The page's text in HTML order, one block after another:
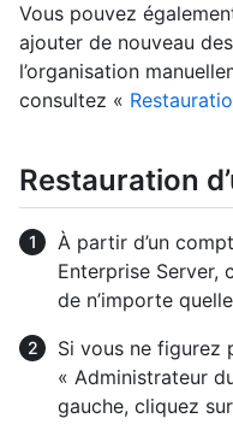
Vous pouvez
ajouter de nouveau
l’organisation
consultez «
Restauration
À partir d’un
Enterprise Server,
de n’importe
Si vous ne figurez
« Administrateur
gauche, cliquez sur